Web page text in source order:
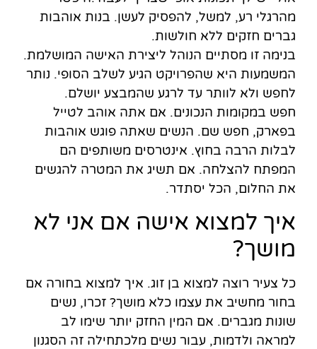
מהרגלי רע, למשל, להפסיק לעשן. בנות אוהבות
גברים חזקים ללא חולשות.
בנימה זו מסתיים הנוהל ליצירת האישה המושלמת.
המשמעות היא שהפרויקט הגיע לשלב הסופי. נותר
לחפש ולא לוותר עד לרגע שהמבצע יושלם.
חפש במקומות הנכונים. אם אתה אוהב לטייל
בפארק, חפש שם. הנשים שאתה פוגש אוהבות
לבלות הרבה בחוץ. אינטרסים משותפים הם
המפתח להצלחה. אם תשיג את המטרה להגשים
את החלום, הכל יסתדר.
איך למצוא אישה אם אני לא
מושך?
כל צעיר רוצה למצוא בן זוג. איך למצוא בחורה אם
בחור מחשיב את עצמו כלא מושך? זכרו, נשים
שונות מגברים. אם המין החזק יותר שימו לב
למראה ולדמות, עבור נשים מלכתחילה זה הסגנון